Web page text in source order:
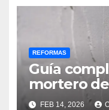
REFORMAS
Guía
mortero
estructural
FEB 14, 2026